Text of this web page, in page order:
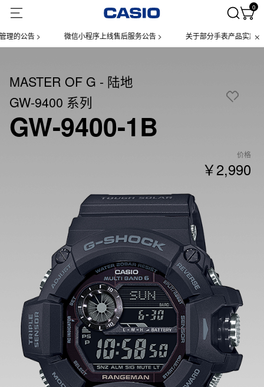
0
告 > 微信小程序上线售后服务公告 > 关于部分手表产品实施【一物
MASTER OF G - 陆地
GW-9400 系列
GW-9400-1B
价格
￥2,990